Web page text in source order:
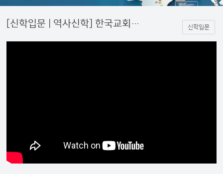
[신학입문 | 역사신학] 한국교회사 What, why, and How? _ 최영근 교수 신학입문